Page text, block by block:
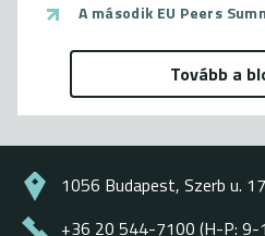
A második EU Peers
Tovább a
1056 Budapest, Szerb u.
+36 20 544-7100 (H-P: 9-